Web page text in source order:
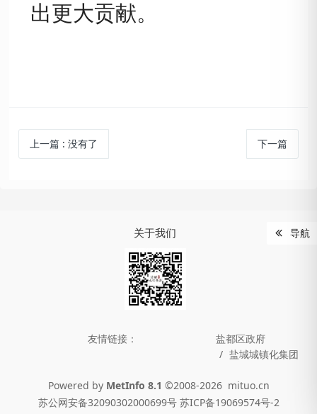
出更大贡献。
上一篇 :没有了 下一篇
导航
关于我们
友情链接：
盐都区政府
盐城城镇化集团
Powered by MetInfo 8.1 ©2008-2026 mituo.cn
苏公网安备32090302000699号 苏ICP备19069574号-2